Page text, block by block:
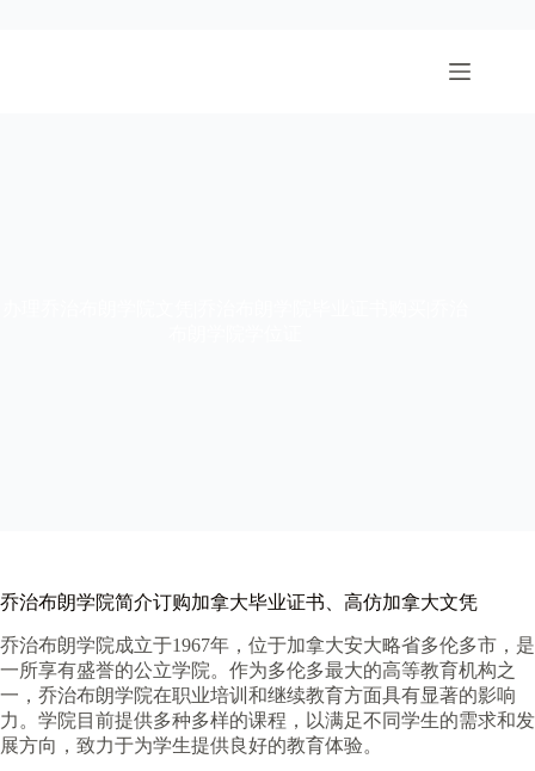
乔治布朗学院简介订购加拿大毕业证书、高仿加拿大文凭
乔治布朗学院成立于1967年，位于加拿大安大略省多伦多市，是
一所享有盛誉的公立学院。作为多伦多最大的高等教育机构之
一，乔治布朗学院在职业培训和继续教育方面具有显著的影响
力。学院目前提供多种多样的课程，以满足不同学生的需求和发
展方向，致力于为学生提供良好的教育体验。